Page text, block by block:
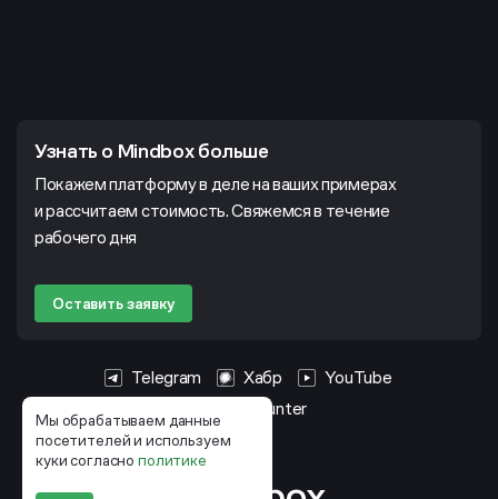
Мы обрабатываем данные
посетителей и используем
куки согласнополитике
Узнать о Mindbox больше
Покажем платформу в деле на ваших примерах
и рассчитаем стоимость. Свяжемся в течение
рабочего дня
Оставить заявку
Telegram Хабр
YouTube
HeadHunter